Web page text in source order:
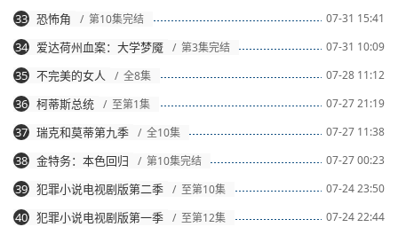
07-31 15:41
33 恐怖角
/ 第10集完结
07-31 10:09
34 爱达荷州血案：大学梦魇 / 第3集完结
07-28 11:12
35 不完美的女人
/ 全8集
07-27 21:19
36 柯蒂斯总统 / 至第1集
07-27 11:38
37 瑞克和莫蒂第九季 / 全10集
07-27 00:23
38 金特务：本色回归
/ 第10集完结
07-24 23:50
39 犯罪小说电视剧版第二季 / 至第10集
07-24 22:44
40 犯罪小说电视剧版第一季 / 至第12集